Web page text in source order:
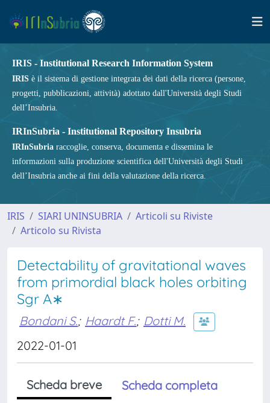
IRIS - Institutional Research Information System
IRIS è il sistema di gestione integrata dei dati della ricerca (persone,
progetti, pubblicazioni, attività) adottato dall'Università degli Studi
dell’Insubria.
IRInSubria - Institutional Repository Insubria
IRInSubria raccoglie, conserva, documenta e dissemina le
informazioni sulla produzione scientifica dell'Università degli Studi
dell’Insubria anche ai fini della valutazione della ricerca.
IRIS SIARI UNINSUBRIA
Articoli su Riviste
Articolo su Rivista
Detectability of gravitational waves
from primordial black holes orbiting
Sgr A∗
Bondani S.; Haardt F.; Dotti M.
2022-01-01
Scheda breve
Scheda completa